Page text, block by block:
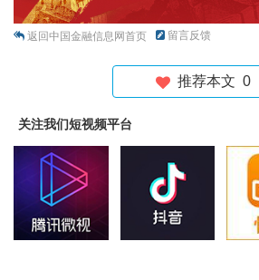
返回中国金融信息网首页 留言反馈
推荐本文 0
关注我们短视频平台